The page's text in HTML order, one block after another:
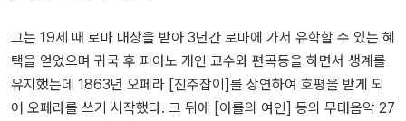
그는 19세 때 로마 대상을 받아 3년간 로마에 가서 유학할 수 있는 혜
택을 얻었으며 귀국 후 피아노 개인 교수와 편곡등을 하면서 생계를
유지했는데 1863년 오페라 [진주잡이]를 상연하여 호평을 받게 되
어 오페라를 쓰기 시작했다. 그 뒤에 [아를의 여인] 등의 무대음악 27